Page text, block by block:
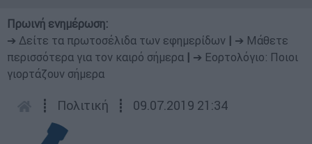
Πρωινή ενημέρωση:
➔ Δείτε τα πρωτοσέλιδα των εφημερίδων
➔ Μάθετε
περισσότερα για τον καιρό σήμερα
➔ Εορτολόγιο: Ποιοι
γιορτάζουν σήμερα
┋ Πολιτική ┋ 09.07.2019 21:34